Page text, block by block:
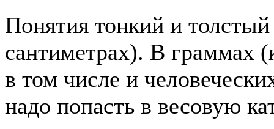
Понятия тонкий и
сантиметрах). В граммах
в том числе и
надо попасть в весовую